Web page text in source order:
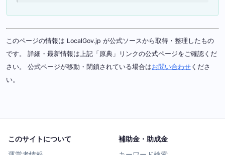
このページの情報は LocalGov.jp が公式ソースから取得・整理したもの
です。 詳細・最新情報は上記「原典」リンクの公式ページをご確認くだ
さい。 公式ページが移動・閉鎖されている場合はお問い合わせ くださ
い。
このサイトについて 補助金・助成金